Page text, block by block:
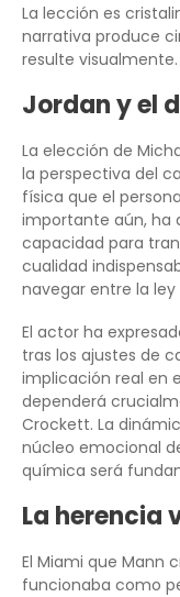
La lección es
narrativa produce
resulte visualmente.
Jordan y el
La elección de
la perspectiva del
física que el
importante aún, ha
capacidad para
cualidad
navegar entre la
El actor ha
tras los ajustes de
implicación real en
dependerá
Crockett. La
núcleo emocional
química será
La herencia
El Miami que Mann
funcionaba como